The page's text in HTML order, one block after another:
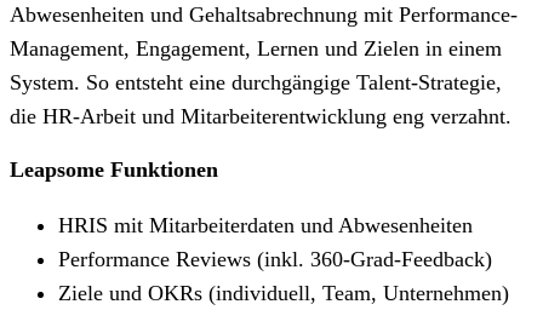
Abwesenheiten und Gehaltsabrechnung mit Performance-
Management, Engagement, Lernen und Zielen in einem
System. So entsteht eine durchgängige Talent-Strategie,
die HR-Arbeit und Mitarbeiterentwicklung eng verzahnt.
Leapsome Funktionen
HRIS mit Mitarbeiterdaten und Abwesenheiten
Performance Reviews (inkl. 360-Grad-Feedback)
Ziele und OKRs (individuell, Team, Unternehmen)